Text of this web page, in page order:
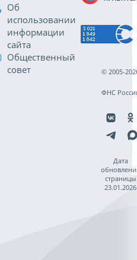
Об
использовании
информации
сайта
Общественный
совет
© 2005-
ФНС
Дата
страницы
23.01.2026